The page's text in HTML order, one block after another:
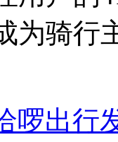
为骑行
啰出行